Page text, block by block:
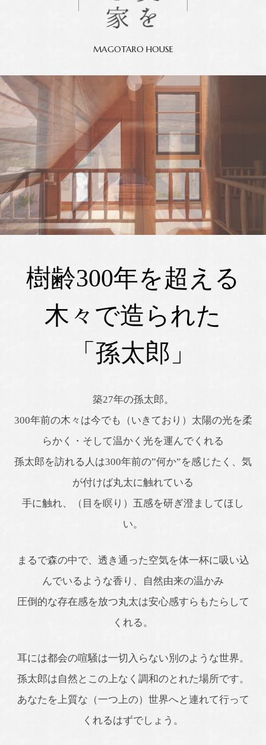
MAGOTARO HOUSE
樹齢300年を超える
木々で造られた
「孫太郎」
築27年の孫太郎。
300年前の木々は今でも（いきており）太陽の光を柔
らかく・そして温かく光を運んでくれる
孫太郎を訪れる人は300年前の”何か”を感じたく、気
が付けば丸太に触れている
手に触れ、（目を瞑り）五感を研ぎ澄ましてほし
い。
まるで森の中で、透き通った空気を体一杯に吸い込
んでいるような香り、自然由来の温かみ
圧倒的な存在感を放つ丸太は安心感すらもたらして
くれる。
耳には都会の喧騒は一切入らない別のような世界。
孫太郎は自然とこの上なく調和のとれた場所です。
あなたを上質な（一つ上の）世界へと連れて行って
くれるはずでしょう。